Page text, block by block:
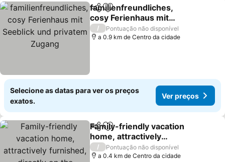
PartilharAdicionar aos favoritos
familienfreundliches,
cosy Ferienhaus mit
Seeblick und privatem
Zugang
/
Pontuação não disponível
a 0.9 km de Centro da cidade
Selecione as datas para ver os preços
exatos.
Ver preços
PartilharAdicionar aos favoritos
Family-friendly vacation
home, attractively
furnished, directly on the
waterfront
/
Pontuação não disponível
a 0.4 km de Centro da cidade